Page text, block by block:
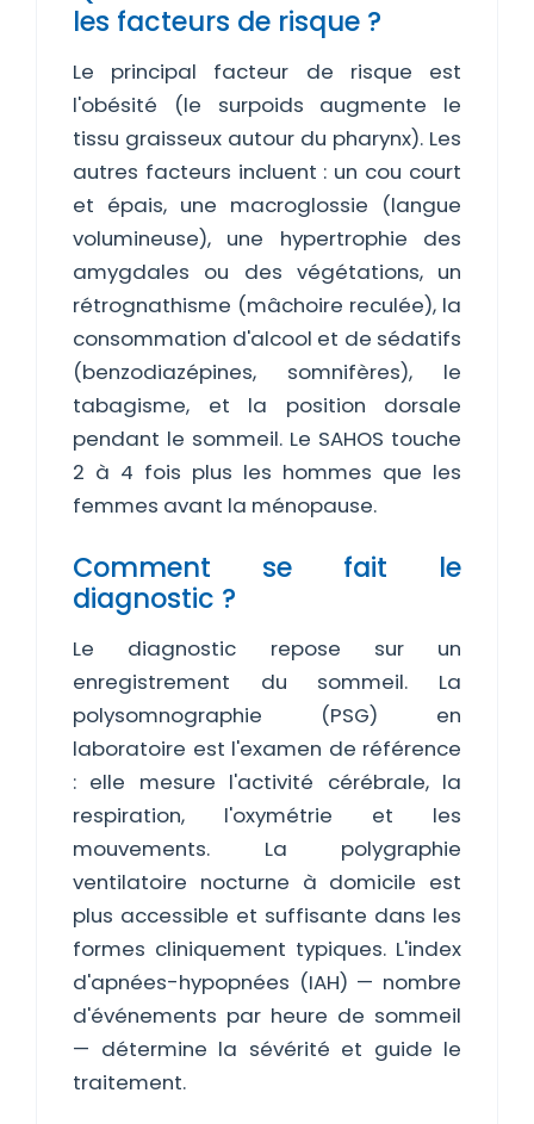
les facteurs de risque ?
Le principal facteur de risque est
l'obésité (le surpoids augmente le
tissu graisseux autour du pharynx). Les
autres facteurs incluent : un cou court
et épais, une macroglossie (langue
volumineuse), une hypertrophie des
amygdales ou des végétations, un
rétrognathisme (mâchoire reculée), la
consommation d'alcool et de sédatifs
(benzodiazépines, somnifères), le
tabagisme, et la position dorsale
pendant le sommeil. Le SAHOS touche
2 à 4 fois plus les hommes que les
femmes avant la ménopause.
Comment se fait le
diagnostic ?
Le diagnostic repose sur un
enregistrement du sommeil. La
polysomnographie (PSG) en
laboratoire est l'examen de référence
: elle mesure l'activité cérébrale, la
respiration, l'oxymétrie et les
mouvements. La polygraphie
ventilatoire nocturne à domicile est
plus accessible et suffisante dans les
formes cliniquement typiques. L'index
d'apnées-hypopnées (IAH) — nombre
d'événements par heure de sommeil
— détermine la sévérité et guide le
traitement.